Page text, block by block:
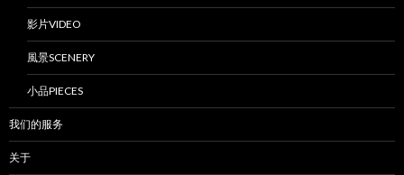
影片VIDEO
風景SCENERY
小品PIECES
我们的服务
关于